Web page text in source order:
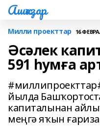
Ашҡаҙар
Милли проекттар 16
Әсәлек
591 һумға
йылда
капиталынан
меңгә яҡын